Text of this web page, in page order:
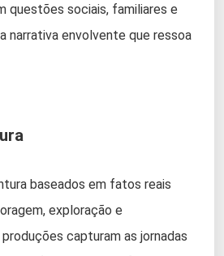
questões sociais, familiares e
narrativa envolvente que ressoa
baseados em fatos reais
exploração e
capturam as jornadas